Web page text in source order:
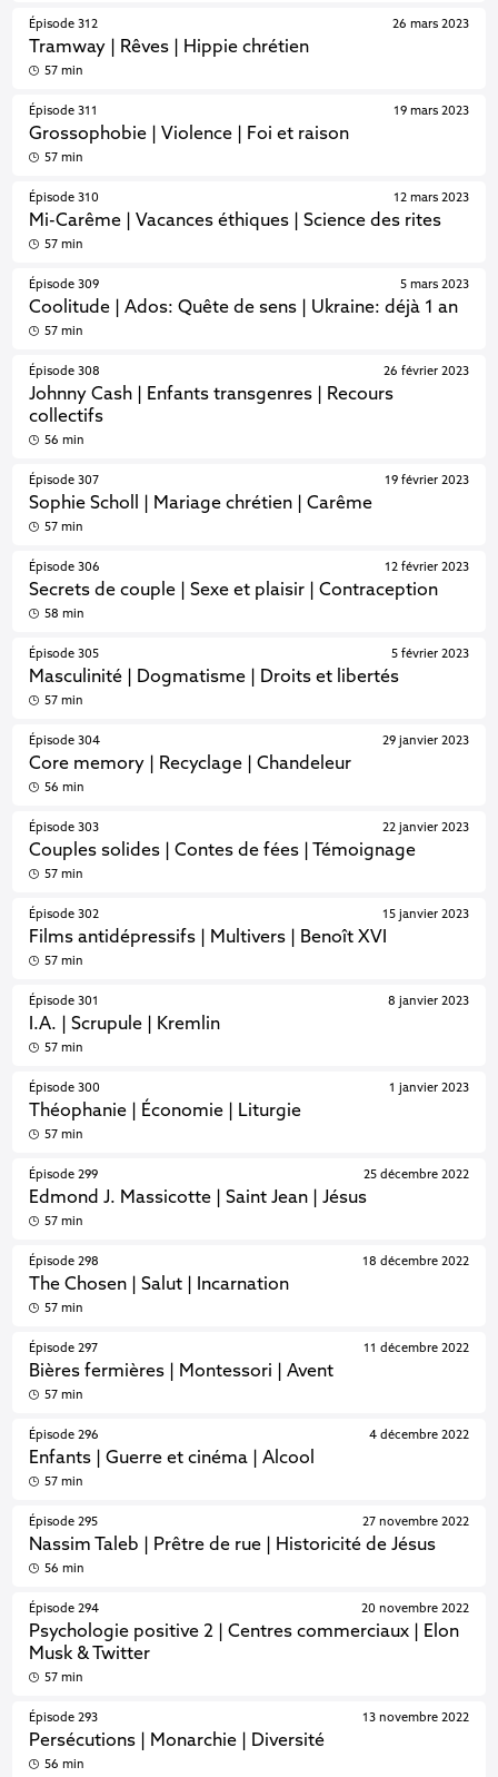
Épisode 312
Tramway | Rêves | Hippie chrétien
26 mars 2023
57 min
Épisode 311
Grossophobie | Violence | Foi et raison
19 mars 2023
57 min
Épisode 310
Mi-Carême | Vacances éthiques | Science des rites
12 mars 2023
57 min
Épisode 309
Coolitude | Ados: Quête de sens | Ukraine: déjà 1 an
5 mars 2023
57 min
Épisode 308
Johnny Cash | Enfants transgenres | Recours
collectifs
26 février 2023
56 min
Épisode 307
Sophie Scholl | Mariage chrétien | Carême
19 février 2023
57 min
Épisode 306
Secrets de couple | Sexe et plaisir | Contraception
12 février 2023
58 min
Épisode 305
Masculinité | Dogmatisme | Droits et libertés
5 février 2023
57 min
Épisode 304
Core memory | Recyclage | Chandeleur
29 janvier 2023
56 min
Épisode 303
Couples solides | Contes de fées | Témoignage
22 janvier 2023
57 min
Épisode 302
Films antidépressifs | Multivers | Benoît XVI
15 janvier 2023
57 min
Épisode 301
I.A. | Scrupule | Kremlin
8 janvier 2023
57 min
Épisode 300
Théophanie | Économie | Liturgie
1 janvier 2023
57 min
Épisode 299
Edmond J. Massicotte | Saint Jean | Jésus
25 décembre 2022
57 min
Épisode 298
The Chosen | Salut | Incarnation
18 décembre 2022
57 min
Épisode 297
Bières fermières | Montessori | Avent
11 décembre 2022
57 min
Épisode 296
Enfants | Guerre et cinéma | Alcool
4 décembre 2022
57 min
Épisode 295
Nassim Taleb | Prêtre de rue | Historicité de Jésus
27 novembre 2022
56 min
Épisode 294
Psychologie positive 2 | Centres commerciaux | Elon
Musk & Twitter
20 novembre 2022
57 min
Épisode 293
Persécutions | Monarchie | Diversité
13 novembre 2022
56 min